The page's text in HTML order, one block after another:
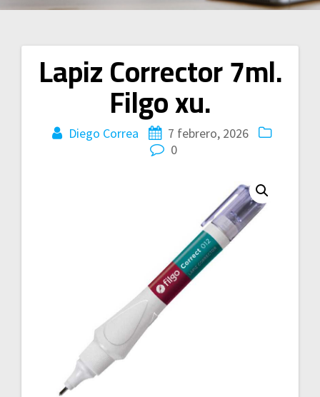
Lapiz Corrector 7ml.
Filgo xu.
Diego Correa
7 febrero, 2026
0
Navegación
entradas